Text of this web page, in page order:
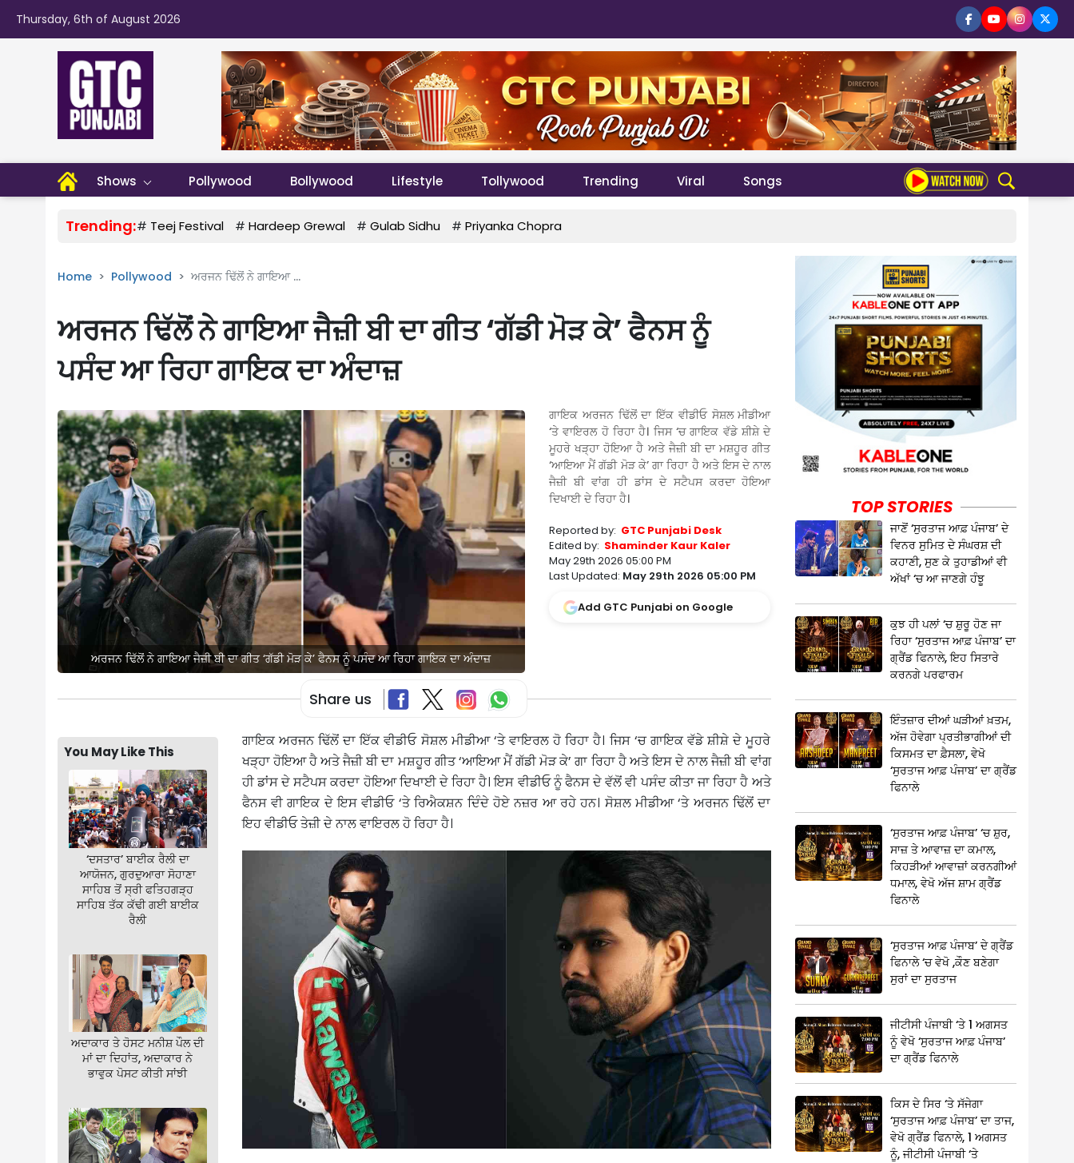
Thursday, 6th of August 2026
Shows Pollywood Bollywood Lifestyle Tollywood Trending Viral Songs
Trending:# Teej Festival # Hardeep Grewal # Gulab Sidhu # Priyanka Chopra
Home Pollywood ਅਰਜਨ ਢਿੱਲੋਂ ਨੇ ਗਾਇਆ ...
ਅਰਜਨ ਢਿੱਲੋਂ ਨੇ ਗਾਇਆ ਜੈਜ਼ੀ ਬੀ ਦਾ ਗੀਤ ‘ਗੱਡੀ ਮੋੜ ਕੇ’ ਫੈਨਸ ਨੂੰ
ਪਸੰਦ ਆ ਰਿਹਾ ਗਾਇਕ ਦਾ ਅੰਦਾਜ਼
ਅਰਜਨ ਢਿੱਲੋਂ ਨੇ ਗਾਇਆ ਜੈਜ਼ੀ ਬੀ ਦਾ ਗੀਤ ‘ਗੱਡੀ ਮੋੜ ਕੇ’ ਫੈਨਸ ਨੂੰ ਪਸੰਦ ਆ ਰਿਹਾ ਗਾਇਕ ਦਾ ਅੰਦਾਜ਼
ਗਾਇਕ ਅਰਜਨ ਢਿੱਲੋਂ ਦਾ ਇੱਕ ਵੀਡੀਓ ਸੋਸ਼ਲ ਮੀਡੀਆ
‘ਤੇ ਵਾਇਰਲ ਹੋ ਰਿਹਾ ਹੈ। ਜਿਸ ‘ਚ ਗਾਇਕ ਵੱਡੇ ਸ਼ੀਸ਼ੇ ਦੇ
ਮੂਹਰੇ ਖੜ੍ਹਾ ਹੋਇਆ ਹੈ ਅਤੇ ਜੈਜ਼ੀ ਬੀ ਦਾ ਮਸ਼ਹੂਰ ਗੀਤ
‘ਆਇਆ ਮੈਂ ਗੱਡੀ ਮੋੜ ਕੇ’ ਗਾ ਰਿਹਾ ਹੈ ਅਤੇ ਇਸ ਦੇ ਨਾਲ
ਜੈਜ਼ੀ ਬੀ ਵਾਂਗ ਹੀ ਡਾਂਸ ਦੇ ਸਟੈਪਸ ਕਰਦਾ ਹੋਇਆ
ਦਿਖਾਈ ਦੇ ਰਿਹਾ ਹੈ।
Reported by: GTC Punjabi Desk
Edited by: Shaminder Kaur Kaler
May 29th 2026 05:00 PM
Last Updated: May 29th 2026 05:00 PM
Add GTC Punjabi on Google
Share us
You May Like This
‘ਦਸਤਾਰ’ ਬਾਈਕ ਰੈਲੀ ਦਾ
ਆਯੋਜਨ, ਗੁਰਦੁਆਰਾ ਸੋਹਾਣਾ
ਸਾਹਿਬ ਤੋਂ ਸ੍ਰੀ ਫਤਿਹਗੜ੍ਹ
ਸਾਹਿਬ ਤੱਕ ਕੱਢੀ ਗਈ ਬਾਈਕ
ਰੈਲੀ
ਅਦਾਕਾਰ ਤੇ ਹੋਸਟ ਮਨੀਸ਼ ਪੌਲ ਦੀ
ਮਾਂ ਦਾ ਦਿਹਾਂਤ, ਅਦਾਕਾਰ ਨੇ
ਭਾਵੁਕ ਪੋਸਟ ਕੀਤੀ ਸਾਂਝੀ
ਗਾਇਕ ਅਰਜਨ ਢਿੱਲੋਂ ਦਾ ਇੱਕ ਵੀਡੀਓ ਸੋਸ਼ਲ ਮੀਡੀਆ ‘ਤੇ ਵਾਇਰਲ ਹੋ ਰਿਹਾ ਹੈ। ਜਿਸ ‘ਚ ਗਾਇਕ ਵੱਡੇ ਸ਼ੀਸ਼ੇ ਦੇ ਮੂਹਰੇ
ਖੜ੍ਹਾ ਹੋਇਆ ਹੈ ਅਤੇ ਜੈਜ਼ੀ ਬੀ ਦਾ ਮਸ਼ਹੂਰ ਗੀਤ ‘ਆਇਆ ਮੈਂ ਗੱਡੀ ਮੋੜ ਕੇ’ ਗਾ ਰਿਹਾ ਹੈ ਅਤੇ ਇਸ ਦੇ ਨਾਲ ਜੈਜ਼ੀ ਬੀ ਵਾਂਗ
ਹੀ ਡਾਂਸ ਦੇ ਸਟੈਪਸ ਕਰਦਾ ਹੋਇਆ ਦਿਖਾਈ ਦੇ ਰਿਹਾ ਹੈ। ਇਸ ਵੀਡੀਓ ਨੂੰ ਫੈਨਸ ਦੇ ਵੱਲੋਂ ਵੀ ਪਸੰਦ ਕੀਤਾ ਜਾ ਰਿਹਾ ਹੈ ਅਤੇ
ਫੈਨਸ ਵੀ ਗਾਇਕ ਦੇ ਇਸ ਵੀਡੀਓ ‘ਤੇ ਰਿਐਕਸ਼ਨ ਦਿੰਦੇ ਹੋਏ ਨਜ਼ਰ ਆ ਰਹੇ ਹਨ। ਸੋਸ਼ਲ ਮੀਡੀਆ ‘ਤੇ ਅਰਜਨ ਢਿੱਲੋਂ ਦਾ
ਇਹ ਵੀਡੀਓ ਤੇਜ਼ੀ ਦੇ ਨਾਲ ਵਾਇਰਲ ਹੋ ਰਿਹਾ ਹੈ।
TOP STORIES
ਜਾਣੋਂ ‘ਸੁਰਤਾਜ ਆਫ਼ ਪੰਜਾਬ’ ਦੇ
ਵਿਨਰ ਸੁਮਿਤ ਦੇ ਸੰਘਰਸ਼ ਦੀ
ਕਹਾਣੀ, ਸੁਣ ਕੇ ਤੁਹਾਡੀਆਂ ਵੀ
ਅੱਖਾਂ ‘ਚ ਆ ਜਾਣਗੇ ਹੰਝੂ
ਕੁਝ ਹੀ ਪਲਾਂ ‘ਚ ਸ਼ੁਰੂ ਹੋਣ ਜਾ
ਰਿਹਾ ‘ਸੁਰਤਾਜ ਆਫ਼ ਪੰਜਾਬ’ ਦਾ
ਗ੍ਰੈਂਡ ਫਿਨਾਲੇ, ਇਹ ਸਿਤਾਰੇ
ਕਰਨਗੇ ਪਰਫਾਰਮ
ਇੰਤਜ਼ਾਰ ਦੀਆਂ ਘੜੀਆਂ ਖ਼ਤਮ,
ਅੱਜ ਹੋਵੇਗਾ ਪ੍ਰਤੀਭਾਗੀਆਂ ਦੀ
ਕਿਸਮਤ ਦਾ ਫ਼ੈਸਲਾ, ਵੇਖੋ
‘ਸੁਰਤਾਜ ਆਫ਼ ਪੰਜਾਬ’ ਦਾ ਗ੍ਰੈਂਡ
ਫਿਨਾਲੇ
‘ਸੁਰਤਾਜ ਆਫ਼ ਪੰਜਾਬ’ ‘ਚ ਸ਼ੁਰ,
ਸਾਜ਼ ਤੇ ਆਵਾਜ਼ ਦਾ ਕਮਾਲ,
ਕਿਹੜੀਆਂ ਆਵਾਜ਼ਾਂ ਕਰਨਗੀਆਂ
ਧਮਾਲ, ਵੇਖੋ ਅੱਜ ਸ਼ਾਮ ਗ੍ਰੈਂਡ
ਫਿਨਾਲੇ
‘ਸੁਰਤਾਜ ਆਫ਼ ਪੰਜਾਬ’ ਦੇ ਗ੍ਰੈਂਡ
ਫਿਨਾਲੇ ‘ਚ ਵੇਖੋ ,ਕੌਣ ਬਣੇਗਾ
ਸੁਰਾਂ ਦਾ ਸੁਰਤਾਜ
ਜੀਟੀਸੀ ਪੰਜਾਬੀ ‘ਤੇ 1 ਅਗਸਤ
ਨੂੰ ਵੇਖੋ ‘ਸੁਰਤਾਜ ਆਫ਼ ਪੰਜਾਬ’
ਦਾ ਗ੍ਰੈਂਡ ਫਿਨਾਲੇ
ਕਿਸ ਦੇ ਸਿਰ ‘ਤੇ ਸੱਜੇਗਾ
‘ਸੁਰਤਾਜ ਆਫ਼ ਪੰਜਾਬ’ ਦਾ ਤਾਜ,
ਵੇਖੋ ਗ੍ਰੈਂਡ ਫਿਨਾਲੇ, 1 ਅਗਸਤ
ਨੂੰ, ਜੀਟੀਸੀ ਪੰਜਾਬੀ ‘ਤੇ